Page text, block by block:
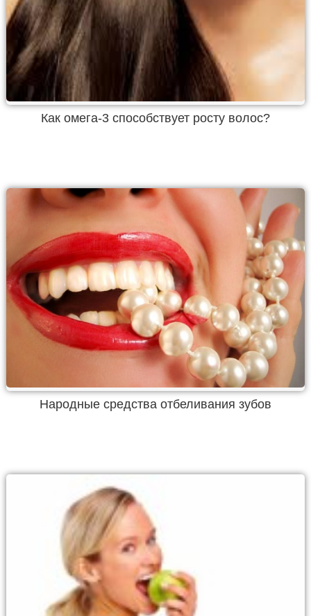
Как омега-3 способствует росту волос?
Народные средства отбеливания зубов